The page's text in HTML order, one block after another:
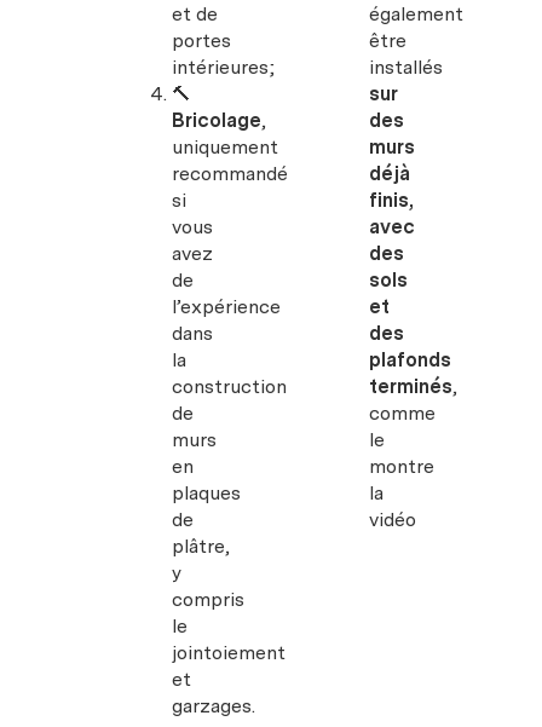
et de
portes
intérieures;
🔨
Bricolage,
uniquement
recommandé
si
vous
avez
de
l’expérience
dans
la
construction
de
murs
en
plaques
de
plâtre,
y
compris
le
jointoiement
et
garzages.
également
être
installés
sur
des
murs
déjà
finis,
avec
des
sols
et
des
plafonds
terminés,
comme
le
montre
la
vidéo